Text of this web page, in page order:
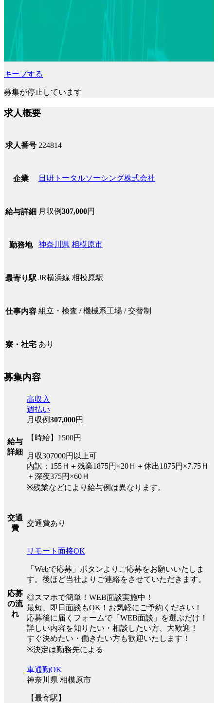
キープする
募集が停止しています
求人概要
求人番号 224814
企業 日研トータルソーシング株式会社
給与詳細 月収例307,000円
勤務地 神奈川県 相模原市
最寄り駅 JR横浜線 相模原駅
仕事内容 組立・検査 / 機械系工場 / 交替制
寮・社宅 あり
募集内容
給与
詳細
高収入
週払い
月収例307,000円
【時給】1500円
月収307000円以上可
内訳：155Ｈ＋残業1875円×20Ｈ＋休出1875円×7.75Ｈ
＋深夜375円×60Ｈ
※残業などにより給与例は異なります。
交通
費
交通費あり
応募
の流
れ
リモート面接OK
「Webで応募」ボタンよりご応募をお願いいたしま
す。後ほど当社よりご連絡をさせていただきます。
◎スマホで簡単！WEB面談実施中！
最短、即日面談もOK！お気軽にご予約ください！
応募後に届くフォームで「WEB面談」を選ぶだけ！
詳しい内容を知りたい・相談したい方、大歓迎！
すぐ決めたい・働きたい方も歓迎いたします！
※決定は勤務先による
車通勤OK
神奈川県 相模原市
【最寄駅】